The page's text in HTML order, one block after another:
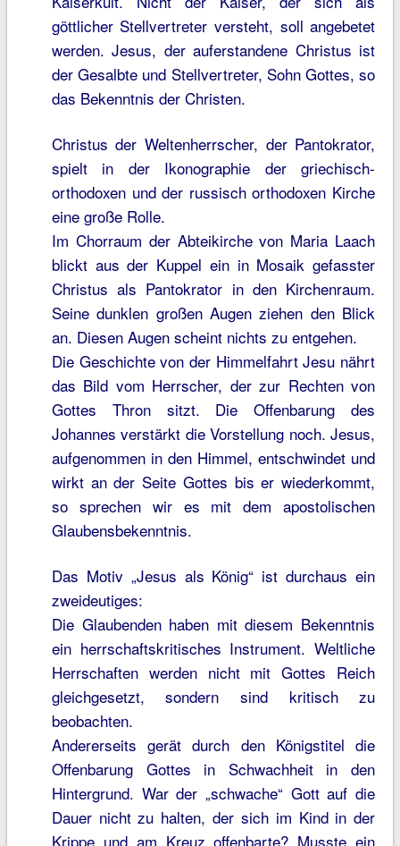
göttlicher Stellvertreter versteht, soll angebetet
werden. Jesus, der auferstandene Christus ist
der Gesalbte und Stellvertreter, Sohn Gottes, so
das Bekenntnis der Christen.
Christus der Weltenherrscher, der Pantokrator,
spielt in der Ikonographie der griechisch-
orthodoxen und der russisch orthodoxen Kirche
eine große Rolle.
Im Chorraum der Abteikirche von Maria Laach
blickt aus der Kuppel ein in Mosaik gefasster
Christus als Pantokrator in den Kirchenraum.
Seine dunklen großen Augen ziehen den Blick
an. Diesen Augen scheint nichts zu entgehen.
Die Geschichte von der Himmelfahrt Jesu nährt
das Bild vom Herrscher, der zur Rechten von
Gottes Thron sitzt. Die Offenbarung des
Johannes verstärkt die Vorstellung noch. Jesus,
aufgenommen in den Himmel, entschwindet und
wirkt an der Seite Gottes bis er wiederkommt,
so sprechen wir es mit dem apostolischen
Glaubensbekenntnis.
Das Motiv „Jesus als König“ ist durchaus ein
zweideutiges:
Die Glaubenden haben mit diesem Bekenntnis
ein herrschaftskritisches Instrument. Weltliche
Herrschaften werden nicht mit Gottes Reich
gleichgesetzt, sondern sind kritisch zu
beobachten.
Andererseits gerät durch den Königstitel die
Offenbarung Gottes in Schwachheit in den
Hintergrund. War der „schwache“ Gott auf die
Dauer nicht zu halten, der sich im Kind in der
Krippe und am Kreuz offenbarte? Musste ein